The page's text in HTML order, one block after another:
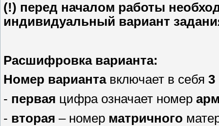
(!) перед началом работы
индивидуальный вариант
Расшифровка варианта:
Номер вариантавключает в себя
- первая цифра означает номер
- вторая – номер матричного